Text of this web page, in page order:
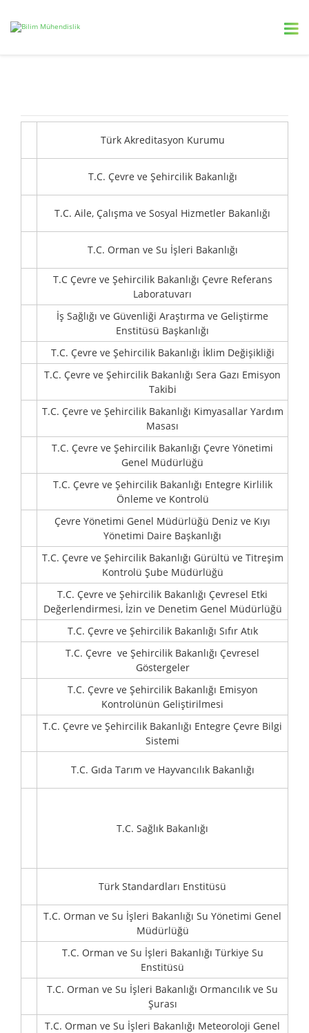
Türk Akreditasyon Kurumu
T.C. Çevre ve Şehircilik Bakanlığı
T.C. Aile, Çalışma ve Sosyal Hizmetler Bakanlığı
T.C. Orman ve Su İşleri Bakanlığı
T.C Çevre ve Şehircilik Bakanlığı Çevre Referans
Laboratuvarı
İş Sağlığı ve Güvenliği Araştırma ve Geliştirme
Enstitüsü Başkanlığı
T.C. Çevre ve Şehircilik Bakanlığı İklim Değişikliği
T.C. Çevre ve Şehircilik Bakanlığı Sera Gazı Emisyon
Takibi
T.C. Çevre ve Şehircilik Bakanlığı Kimyasallar Yardım
Masası
T.C. Çevre ve Şehircilik Bakanlığı Çevre Yönetimi
Genel Müdürlüğü
T.C. Çevre ve Şehircilik Bakanlığı Entegre Kirlilik
Önleme ve Kontrolü
Çevre Yönetimi Genel Müdürlüğü Deniz ve Kıyı
Yönetimi Daire Başkanlığı
T.C. Çevre ve Şehircilik Bakanlığı Gürültü ve Titreşim
Kontrolü Şube Müdürlüğü
T.C. Çevre ve Şehircilik Bakanlığı Çevresel Etki
Değerlendirmesi, İzin ve Denetim Genel Müdürlüğü
T.C. Çevre ve Şehircilik Bakanlığı Sıfır Atık
T.C. Çevre ve Şehircilik Bakanlığı Çevresel
Göstergeler
T.C. Çevre ve Şehircilik Bakanlığı Emisyon
Kontrolünün Geliştirilmesi
T.C. Çevre ve Şehircilik Bakanlığı Entegre Çevre Bilgi
Sistemi
T.C. Gıda Tarım ve Hayvancılık Bakanlığı
T.C. Sağlık Bakanlığı
Türk Standardları Enstitüsü
T.C. Orman ve Su İşleri Bakanlığı Su Yönetimi Genel
Müdürlüğü
T.C. Orman ve Su İşleri Bakanlığı Türkiye Su
Enstitüsü
T.C. Orman ve Su İşleri Bakanlığı Ormancılık ve Su
Şurası
T.C. Orman ve Su İşleri Bakanlığı Meteoroloji Genel